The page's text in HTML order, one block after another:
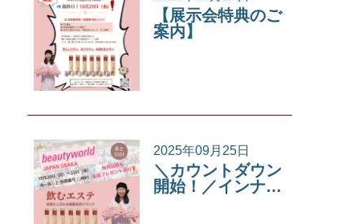
【展示会特典のご
案内】
2025年09月25日
＼カウントダウン
開始！／インナ…